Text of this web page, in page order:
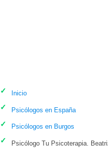
Inicio
Psicólogos en España
Psicólogos en Burgos
Psicólogo Tu Psicoterapia.